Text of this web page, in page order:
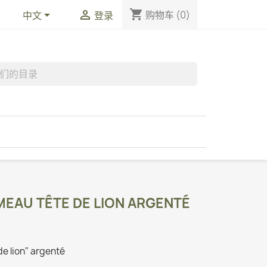
中文  登录 shopping_cart 购物车 (0)
TÊTE DE LION ARGENTÉ
lion" argenté